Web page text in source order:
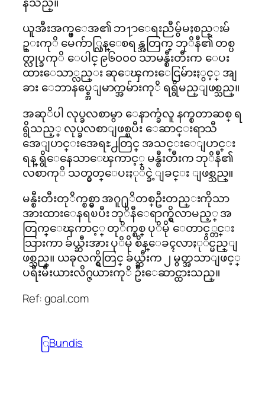
ယူအီးအက္ဖ္ေအ၏ ဘ႑ာေရးညီမွ်မႈစည္းမ်
ဥ္းကုိ မေက်ာ္လြန္ေစရန္အတြက္ ဘုိနီ၏ တစ္ပ
တ္လုပ္ခကုိ ေပါင္ ၉၆၀၀၀ သာမန္စီးတီးက ေပး
ထားေသာ္လည္း ဆုေၾကးေငြမ်ားႏွင့္ အျ
ခား ေဘာနပ္စ္အေျမာက္အမ်ားကုိ ရရွိမည္ျဖစ္သည္။
အဆုိပါ လုပ္ခလစာမွာ ေနာက္ခံလူ နက္စတာဆစ္ ရ
ရွိသည့္ လုပ္ခလစာျဖစ္ၿပီး ေဆာင္းရာသီ
အေျပာင္းအေရႊ႕တြင္ အသင္းေျပာင္း
ရန္ ရွိေနေသာေၾကာင့္ မန္စီးတီးက ဘုိနီ၏
လစာကုိ သတ္မွတ္ေပးႏုိင္ခဲ့ျခင္း ျဖစ္သည္။
မန္စီးတီးတုိက္စစ္မွာ အဂူ႐ုိတစ္ဦးတည္းကိုသာ
အားထားေနရၿပီး ဘုိနီေရာက္ရွိလာမည့္ အ
တြက္ေၾကာင့္ တုိက္စစ္ ပုိမို ေတာင့္တင္း
သြားကာ ခ်ယ္ဆီးအား ပုိမို စိန္ေခၚလာႏုိင္မည္ျ
ဖစ္သည္။ ယခုလက္ရွိတြင္ ခ်ယ္ဆီးက ၂ မွတ္အသာျဖင့္
ပရီးမီးယားလိဂ္ဇယားကုိ ဦးေဆာင္ထားသည္။
Ref: goal.com
ြBundis